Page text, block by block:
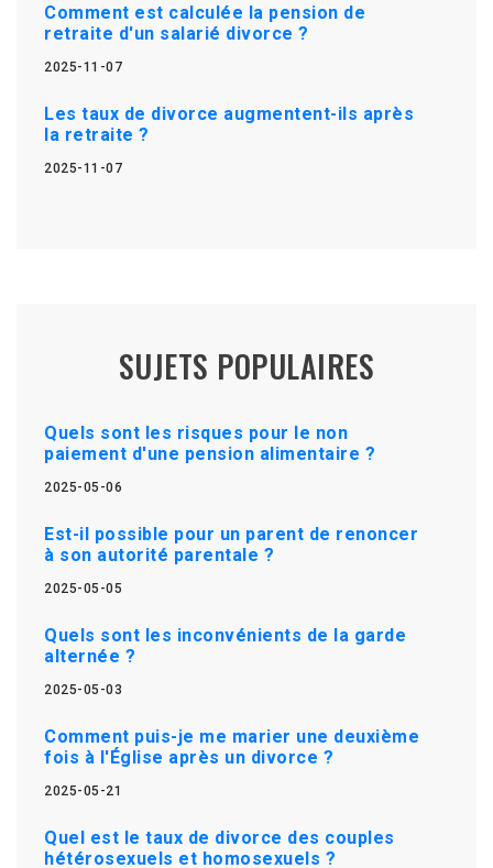
Comment est calculée la pension de
retraite d'un salarié divorce ?
2025-11-07
Les taux de divorce augmentent-ils après
la retraite ?
2025-11-07
SUJETS POPULAIRES
Quels sont les risques pour le non
paiement d'une pension alimentaire ?
2025-05-06
Est-il possible pour un parent de renoncer
à son autorité parentale ?
2025-05-05
Quels sont les inconvénients de la garde
alternée ?
2025-05-03
Comment puis-je me marier une deuxième
fois à l'Église après un divorce ?
2025-05-21
Quel est le taux de divorce des couples
hétérosexuels et homosexuels ?